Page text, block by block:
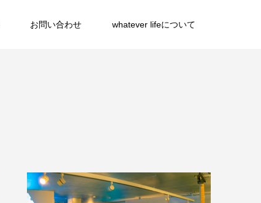
お問い合わせ whatever lifeについて